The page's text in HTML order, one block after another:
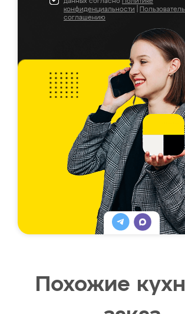
конфиденциальности
соглашению
Похожие